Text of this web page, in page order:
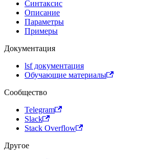
Синтаксис
Описание
Параметры
Примеры
Документация
lsf документация
Обучающие материалы
Сообщество
Telegram
Slack
Stack Overflow
Другое